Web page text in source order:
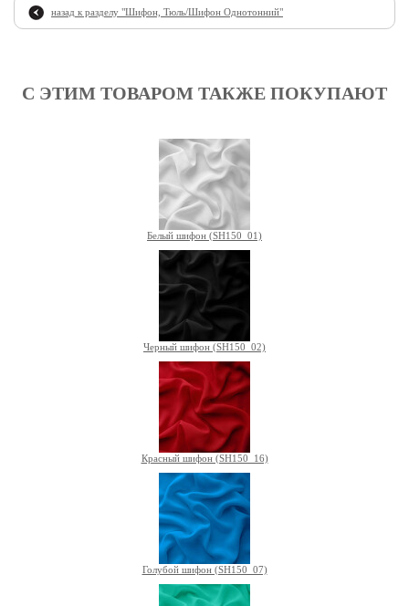
назад к разделу "Шифон, Тюль/Шифон Однотонний"
С ЭТИМ ТОВАРОМ ТАКЖЕ ПОКУПАЮТ
Белый шифон (SH150_01)
Черный шифон (SH150_02)
Красный шифон (SH150_16)
Голубой шифон (SH150_07)